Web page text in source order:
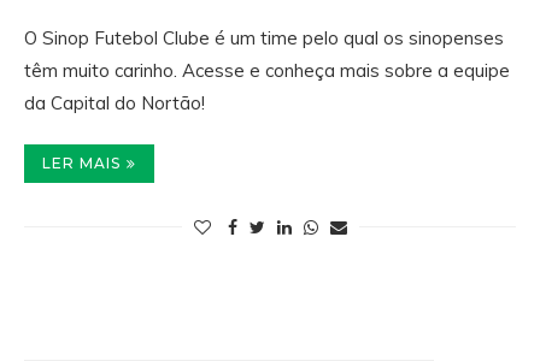
O Sinop Futebol Clube é um time pelo qual os sinopenses
têm muito carinho. Acesse e conheça mais sobre a equipe
da Capital do Nortão!
LER MAIS